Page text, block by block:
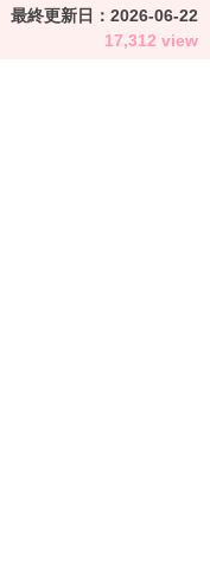
最終更新日： 2026-06-22
17,312 view